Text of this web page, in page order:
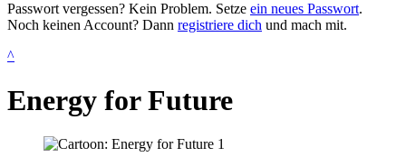
Passwort vergessen? Kein Problem. Setze ein neues Passwort.
Noch keinen Account? Dann registriere dich und mach mit.
^
Energy for Future